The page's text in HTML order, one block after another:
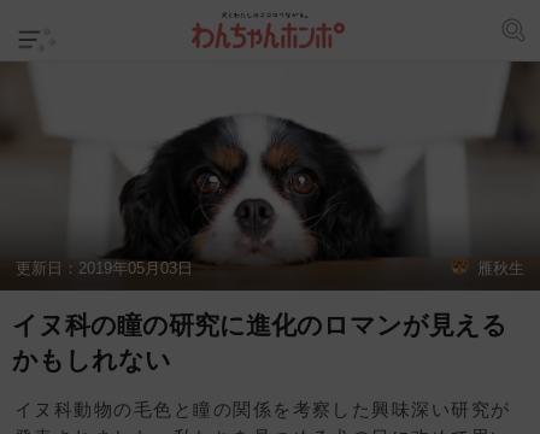
更新日： 2019年05月03日 雁秋生
イヌ科の瞳の研究に進化のロマンが見える
かもしれない
イヌ科動物の毛色と瞳の関係を考察した興味深い研究が